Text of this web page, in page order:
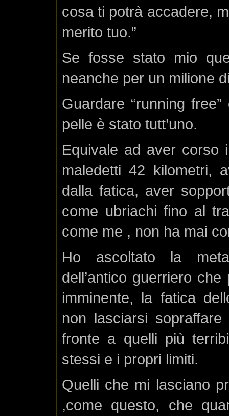
cosa ti potrà accadere,
merito tuo.”
Se fosse stato mio
neanche per un milione
Guardare “running
pelle è stato tutt’uno.
Equivale ad aver corso
maledetti 42 kilometri,
dalla fatica, aver
come ubriachi fino al
come me , non ha mai
Ho ascoltato la
dell’antico guerriero
imminente, la fatica
non lasciarsi
fronte a quelli più
stessi e i propri limiti.
Quelli che mi lasciano
,come questo, che